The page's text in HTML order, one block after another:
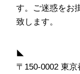
す。ご迷惑をお
致します。
◣
〒150-0002 東